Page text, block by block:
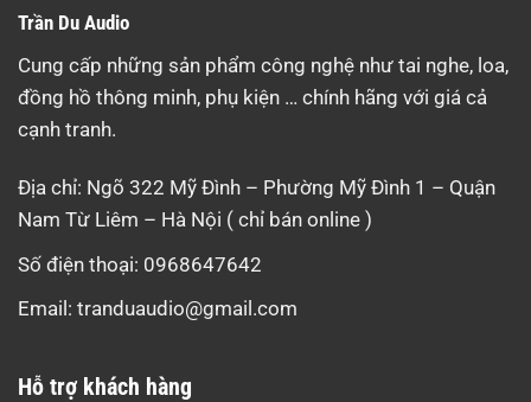
Trần Du Audio
Cung cấp những sản phẩm công nghệ như tai nghe, loa,
đồng hồ thông minh, phụ kiện … chính hãng với giá cả
cạnh tranh.
Địa chỉ: Ngõ 322 Mỹ Đình – Phường Mỹ Đình 1 – Quận
Nam Từ Liêm – Hà Nội ( chỉ bán online )
Số điện thoại: 0968647642
Email: tranduaudio@gmail.com
Hỗ trợ khách hàng